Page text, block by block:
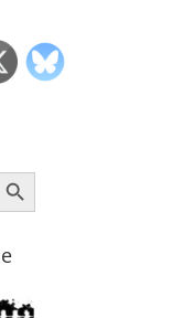
Button